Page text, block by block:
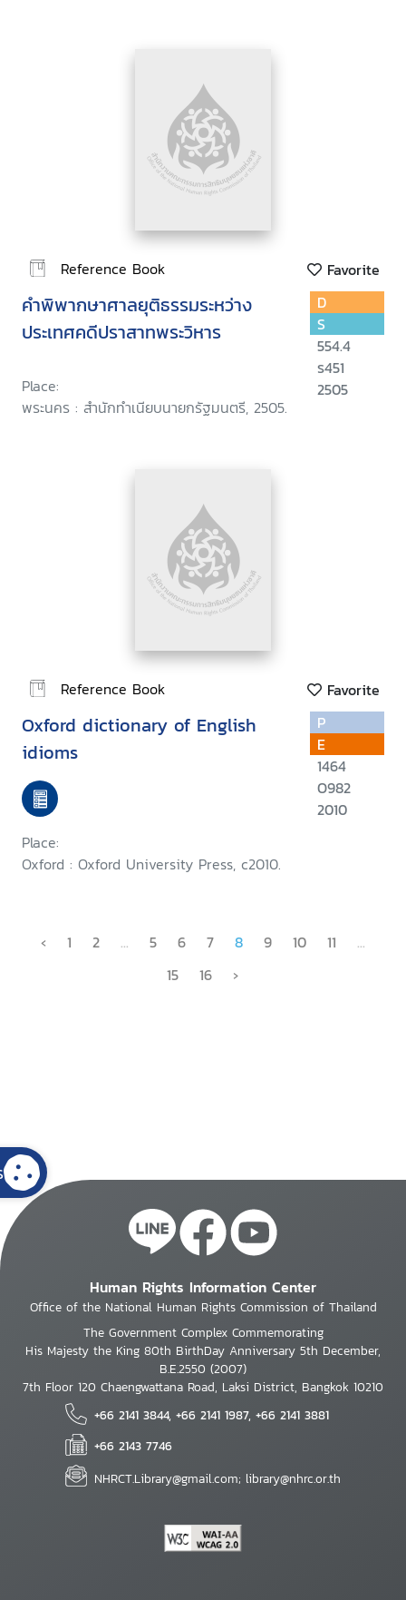
Reference Book Favorite
คำพิพากษาศาลยุติธรรมระหว่าง
ประเทศคดีปราสาทพระวิหาร
Place:
พระนคร : สำนักทำเนียบนายกรัฐมนตรี, 2505.
D
S
554.4
ร451
2505
Reference Book Favorite
Oxford dictionary of English
idioms
Place:
Oxford : Oxford University Press, c2010.
P
E
1464
O982
2010
‹ 1 2 ... 5 6 7 8 9 10 11
...
15
16 ›
Human Rights Information Center
Office of the National Human Rights Commission of Thailand
The Government Complex Commemorating
His Majesty the King 80th BirthDay Anniversary 5th December,
B.E.2550 (2007)
7th Floor 120 Chaengwattana Road, Laksi District, Bangkok 10210
+66 2141 3844, +66 2141 1987, +66 2141 3881
+66 2143 7746
NHRCT.Library@gmail.com; library@nhrc.or.th